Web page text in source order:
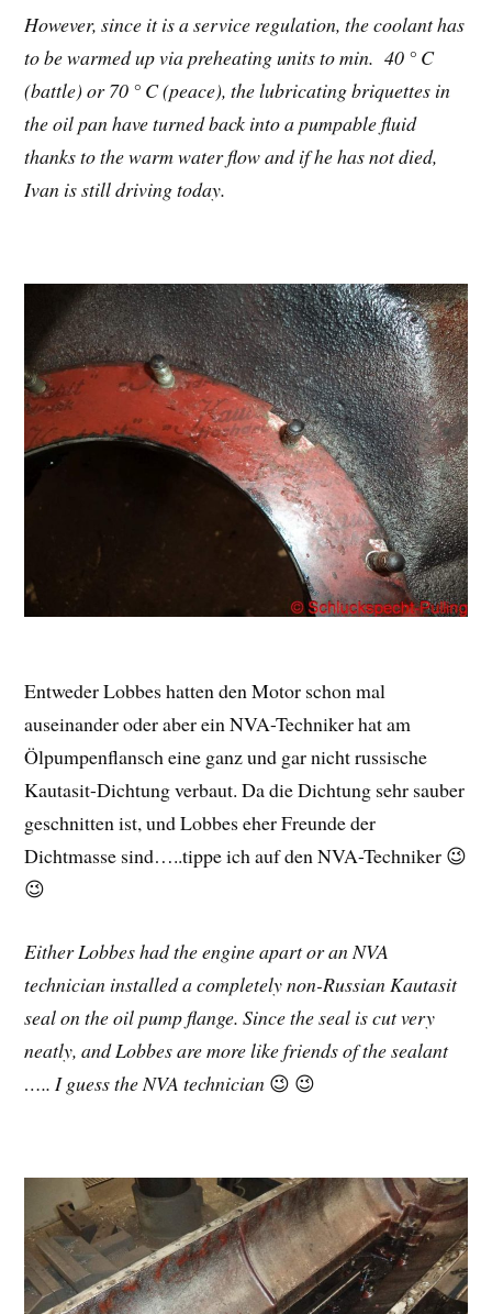
However, since it is a service regulation, the coolant has
to be warmed up via preheating units to min. 40 ° C
(battle) or 70 ° C (peace), the lubricating briquettes in
the oil pan have turned back into a pumpable fluid
thanks to the warm water flow and if he has not died,
Ivan is still driving today.
Entweder Lobbes hatten den Motor schon mal
auseinander oder aber ein NVA-Techniker hat am
Ölpumpenflansch eine ganz und gar nicht russische
Kautasit-Dichtung verbaut. Da die Dichtung sehr sauber
geschnitten ist, und Lobbes eher Freunde der
Dichtmasse sind…..tippe ich auf den NVA-Techniker 😉
😉
Either Lobbes had the engine apart or an NVA
technician installed a completely non-Russian Kautasit
seal on the oil pump flange. Since the seal is cut very
neatly, and Lobbes are more like friends of the sealant
….. I guess the NVA technician 😉 😉